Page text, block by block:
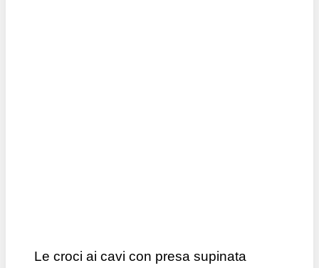
Le croci ai cavi con presa supinata